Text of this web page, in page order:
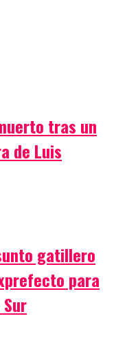
tras un
de Luis
gatillero
para